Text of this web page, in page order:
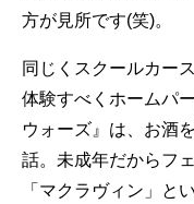
方が見所です(笑)。
同じくスクールカー
体験すべくホームパ
ウォーズ』は、お酒
話。未成年だからフ
「マクラヴィン」と